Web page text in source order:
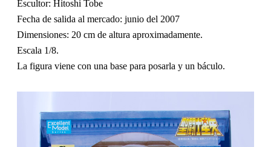
a
d
a
Escultor: Hitoshi Tobe
Fecha de salida al mercado: junio del 2007
Dimensiones: 20 cm de altura aproximadamente.
Escala 1/8.
La figura viene con una base para posarla y un báculo.